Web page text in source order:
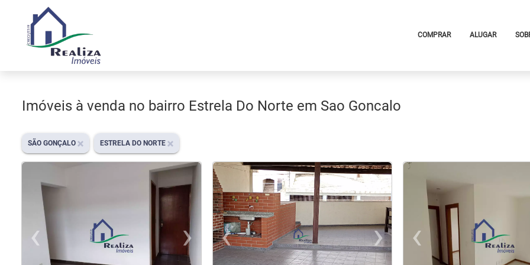
COMPRAR ALUGAR
Imóveis à venda no bairro Estrela Do Norte em Sao Goncalo
SÃO GONÇALO ESTRELA DO NORTE
‹ › ‹ › ‹